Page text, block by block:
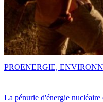
La pénurie d'énergie
PROENERGIE,